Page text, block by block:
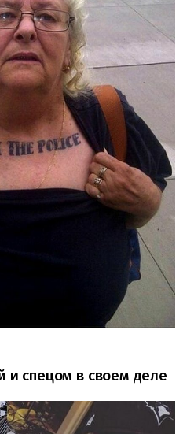
и спецом в своем деле